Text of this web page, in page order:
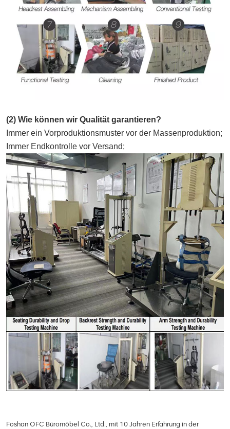
(2) Wie können wir Qualität garantieren?
Immer ein Vorproduktionsmuster vor der Massenproduktion;
Immer Endkontrolle vor Versand;
Foshan OFC Büromöbel Co., Ltd., mit 10 Jahren Erfahrung in der